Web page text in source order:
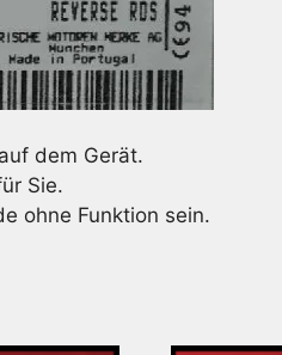
dem Gerät.
Sie.
ohne Funktion sein.